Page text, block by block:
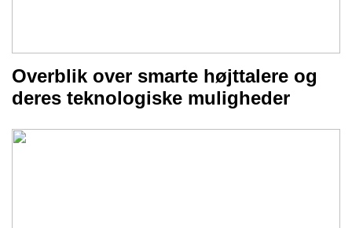
Overblik over smarte højttalere og
deres teknologiske muligheder